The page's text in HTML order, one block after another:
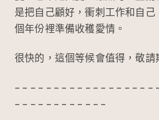
是把自己顧好，衝刺工作和自
個年份裡準備收穫愛情。
很快的，這個等候會值得，敬請
– – – – – – – – – – – – – – – – – –
– – – – – – – – – – – –